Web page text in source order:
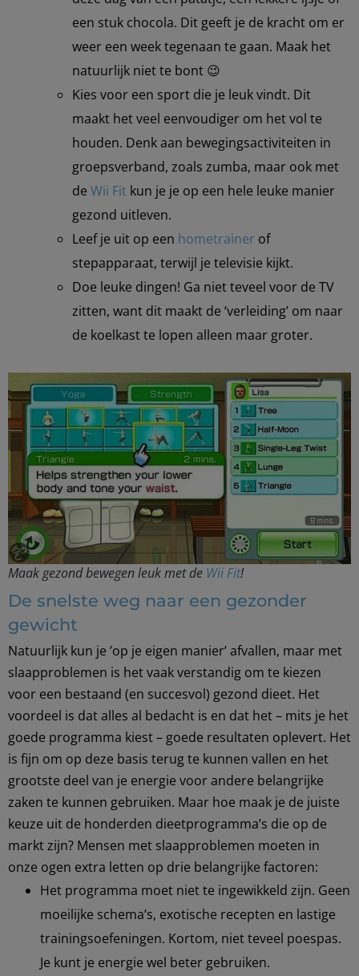
een stuk chocola. Dit geeft je de kracht om er
weer een week tegenaan te gaan. Maak het
natuurlijk niet te bont 😉
Kies voor een sport die je leuk vindt. Dit
maakt het veel eenvoudiger om het vol te
houden. Denk aan bewegingsactiviteiten in
groepsverband, zoals zumba, maar ook met
de Wii Fit kun je je op een hele leuke manier
gezond uitleven.
Leef je uit op een hometrainer of
stepapparaat, terwijl je televisie kijkt.
Doe leuke dingen! Ga niet teveel voor de TV
zitten, want dit maakt de ‘verleiding’ om naar
de koelkast te lopen alleen maar groter.
Maak gezond bewegen leuk met de Wii Fit!
De snelste weg naar een gezonder
gewicht
Natuurlijk kun je ’op je eigen manier’ afvallen, maar met
slaapproblemen is het vaak verstandig om te kiezen
voor een bestaand (en succesvol) gezond dieet. Het
voordeel is dat alles al bedacht is en dat het – mits je het
goede programma kiest – goede resultaten oplevert. Het
is fijn om op deze basis terug te kunnen vallen en het
grootste deel van je energie voor andere belangrijke
zaken te kunnen gebruiken. Maar hoe maak je de juiste
keuze uit de honderden dieetprogramma’s die op de
markt zijn? Mensen met slaapproblemen moeten in
onze ogen extra letten op drie belangrijke factoren:
Het programma moet niet te ingewikkeld zijn. Geen
moeilijke schema’s, exotische recepten en lastige
trainingsoefeningen. Kortom, niet teveel poespas.
Je kunt je energie wel beter gebruiken.